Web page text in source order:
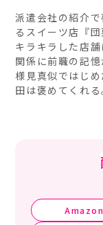
派遣会社の紹介
るスイーツ店『
キラキラした店
関係に前職の記
様見真似ではじ
田は褒めてくれる
Amazon